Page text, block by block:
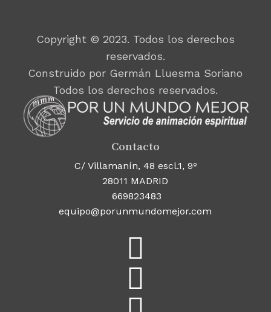
Copyright © 2023. Todos los derechos
reservados.
Construido por Germán Lluesma Soriano
Todos los derechos reservados.
Contacto
C/ Villamanín, 48 escl.1, 9º
28011 MADRID
669823483
equipo@porunmundomejor.com